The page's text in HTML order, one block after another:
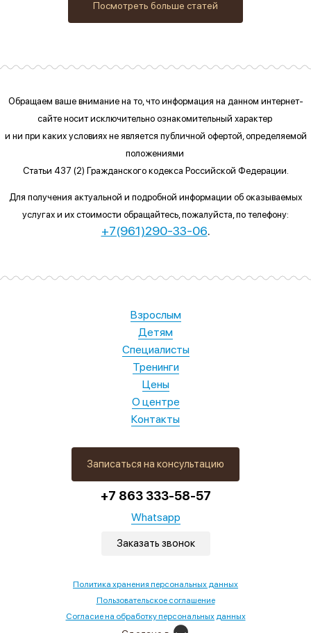
Посмотреть больше статей
Обращаем ваше внимание на то, что информация на данном интернет-
сайтеносит исключительно ознакомительный характер
и ни при каких условияхне является публичной офертой, определяемой
положениями
Статьи 437 (2) Гражданского кодекса Российской Федерации.
Для получения актуальной и подробной информации об оказываемых
услугах и их стоимости обращайтесь, пожалуйста, по телефону:
+7(961)290-33-06.
Записаться на консультацию
+7 863 333-58-57
Whatsapp
Заказать звонок
Взрослым
Детям
Специалисты
Тренинги
Цены
О центре
Контакты
Политика хранения персональных данных
Пользовательское соглашение
Согласие на обработку персональных данных